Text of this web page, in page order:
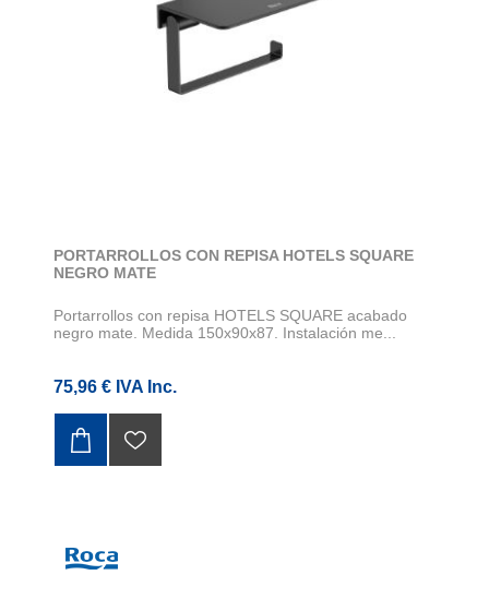
PORTARROLLOS CON REPISA HOTELS SQUARE
NEGRO MATE
Portarrollos con repisa HOTELS SQUARE acabado
negro mate. Medida 150x90x87. Instalación me...
75,96 € IVA Inc.